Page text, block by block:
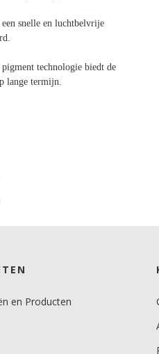
snelle en luchtbelvrije
technologie biedt de
lange termijn.
en Producten